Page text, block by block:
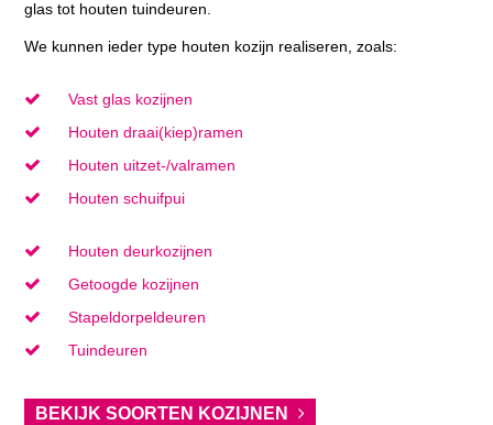
glas tot houten tuindeuren.
We kunnen ieder type houten kozijn realiseren, zoals:
Vast glas kozijnen
Houten draai(kiep)ramen
Houten uitzet-/valramen
Houten schuifpui
Houten deurkozijnen
Getoogde kozijnen
Stapeldorpeldeuren
Tuindeuren
BEKIJK SOORTEN KOZIJNEN